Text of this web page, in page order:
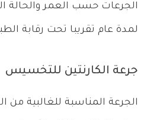
الجرعات حسب العمر والحالة
لمدة عام تقريبا تحت رقابة
جرعة الكارنتين للتخسيس